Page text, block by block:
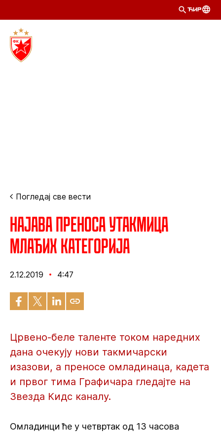
ЋИР
Погледај све вести
Најава преноса утакмица
млађих категорија
2.12.2019 4:47
Црвено-беле таленте током наредних
дана очекују нови такмичарски
изазови, а преносе омладинаца, кадета
и првог тима Графичара гледајте на
Звезда Кидс каналу.
Омладинци ће у четвртак од 13 часова